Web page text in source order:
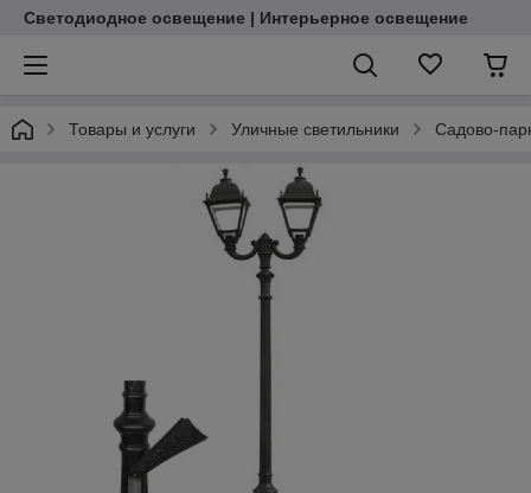
Светодиодное освещение | Интерьерное освещение
Товары и услуги Уличные светильники Садово-